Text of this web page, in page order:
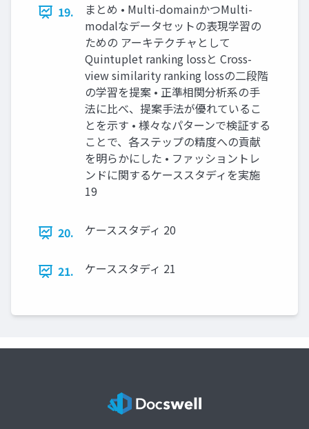
19.
まとめ • Multi-domainかつMulti-
modalなデータセットの表現学習の
ための アーキテクチャとして
Quintuplet ranking lossと Cross-
view similarity ranking lossの二段階
の学習を提案 • 正準相関分析系の手
法に比べ、提案手法が優れているこ
とを示す • 様々なパターンで検証する
ことで、各ステップの精度への貢献
を明らかにした • ファッショントレ
ンドに関するケーススタディを実施
19
20. ケーススタディ 20
21. ケーススタディ 21